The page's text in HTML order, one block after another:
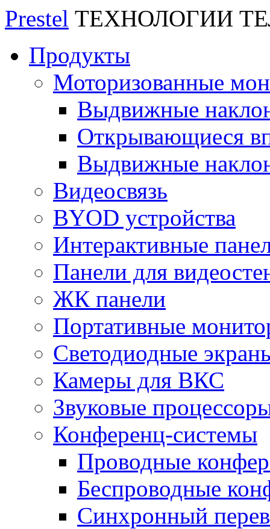
Prestel ТЕХНОЛОГИИ
Продукты
Моторизованные
Выдвижные
Открывающиеся
Выдвижные
Видеосвязь
BYOD устройства
Интерактивные
Панели для
ЖК панели
Портативные
Светодиодные
Камеры для ВКС
Звуковые
Конференц-системы
Проводные
Беспроводные
Синхронный